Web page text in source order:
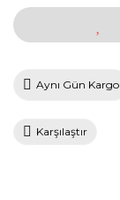
Aynı Gün Kargo
Karşılaştır